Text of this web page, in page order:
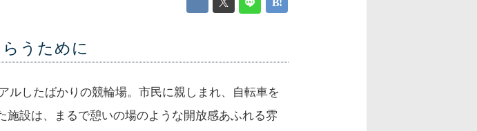
うために
ルしたばかりの競輪場。市民に親しまれ、自転車を
設は、まるで憩いの場のような開放感あふれる雰